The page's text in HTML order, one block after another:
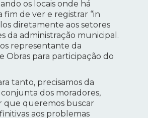
os locais onde há
fim de ver e registrar “in
los diretamente aos setores
da administração municipal.
representante da
Obras para participação do
tanto, precisamos da
dos moradores,
que queremos buscar
aos problemas